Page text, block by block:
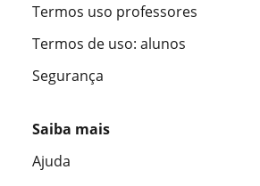
Termos uso professores
Termos de uso: alunos
Segurança
Saiba mais
Ajuda